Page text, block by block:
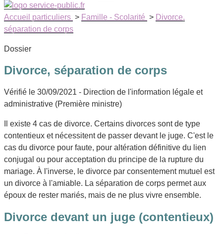
Accueil particuliers > Famille - Scolarité > Divorce,
séparation de corps
Dossier
Divorce, séparation de corps
Vérifié le 30/09/2021 - Direction de l'information légale et
administrative (Première ministre)
Il existe 4 cas de divorce. Certains divorces sont de type
contentieux et nécessitent de passer devant le juge. C'est le
cas du divorce pour faute, pour altération définitive du lien
conjugal ou pour acceptation du principe de la rupture du
mariage. À l'inverse, le divorce par consentement mutuel est
un divorce à l'amiable. La séparation de corps permet aux
époux de rester mariés, mais de ne plus vivre ensemble.
Divorce devant un juge (contentieux)